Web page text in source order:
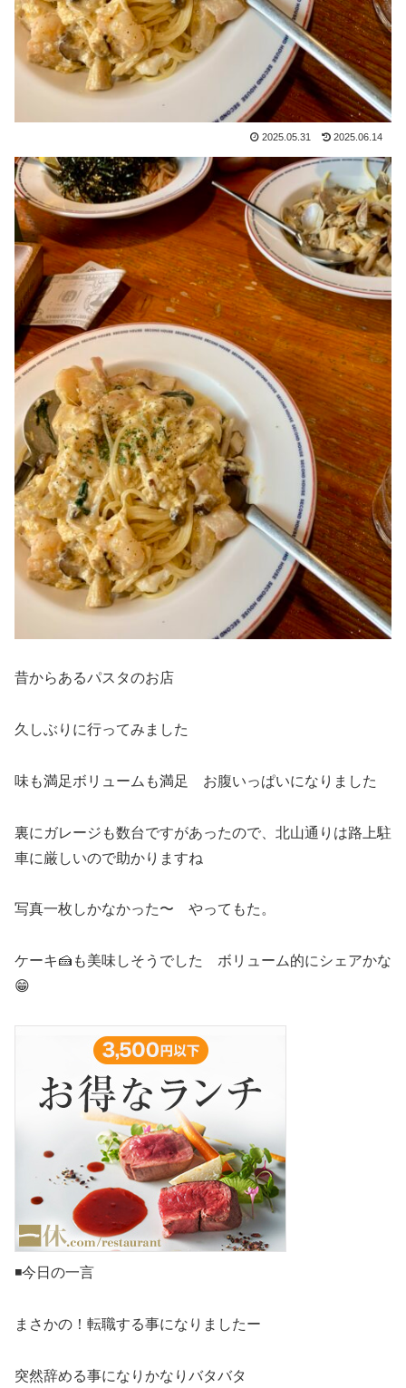
2025.05.31 2025.06.14
昔からあるパスタのお店
久しぶりに行ってみました
味も満足ボリュームも満足 お腹いっぱいになりました
裏にガレージも数台ですがあったので、北山通りは路上駐
車に厳しいので助かりますね
写真一枚しかなかった〜 やってもた。
ケーキ🍰も美味しそうでした ボリューム的にシェアかな
😁
◾️今日の一言
まさかの！転職する事になりましたー
突然辞める事になりかなりバタバタ